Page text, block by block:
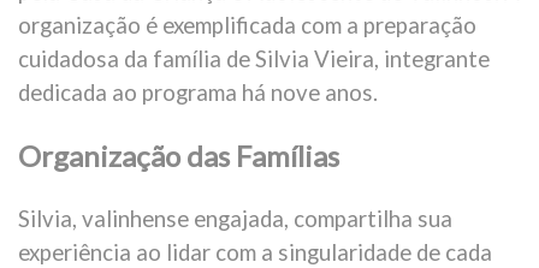
organização é exemplificada com a preparação
cuidadosa da família de Silvia Vieira, integrante
dedicada ao programa há nove anos.
Organização das Famílias
Silvia, valinhense engajada, compartilha sua
experiência ao lidar com a singularidade de cada